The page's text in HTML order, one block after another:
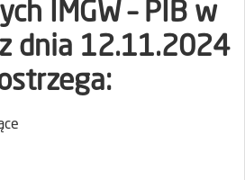
IMGW – PIB w
dnia 12.11.2024